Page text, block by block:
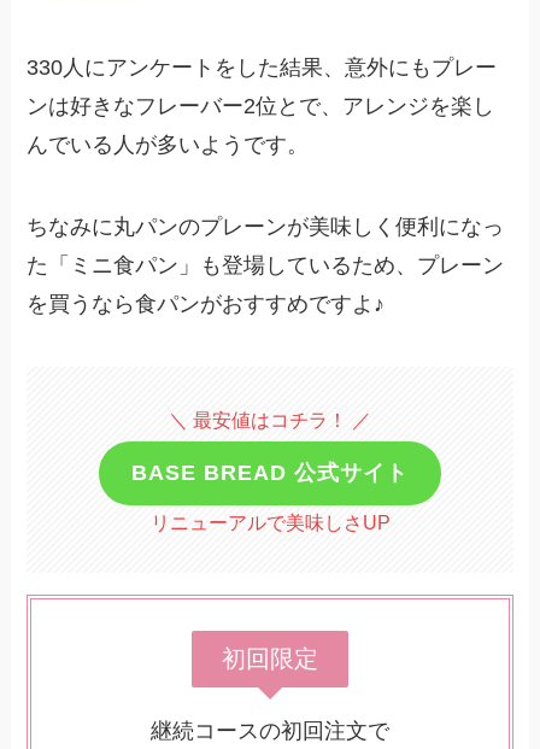
330人にアンケートをした結果、意外にもプレー
ンは好きなフレーバー2位とで、アレンジを楽し
んでいる人が多いようです。
ちなみに丸パンのプレーンが美味しく便利になっ
た「ミニ食パン」も登場しているため、プレーン
を買うなら食パンがおすすめですよ♪
＼ 最安値はコチラ！ ／
BASE BREAD 公式サイト
リニューアルで美味しさUP
初回限定
継続コースの初回注文で